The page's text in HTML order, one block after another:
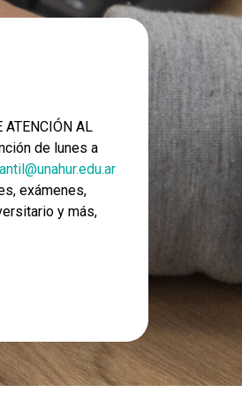
ATENCIÓN AL
de lunes a
exámenes,
y más,